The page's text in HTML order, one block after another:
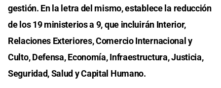
gestión. En la letra del mismo, establece la reducción
de los 19 ministerios a 9, que incluirán Interior,
Relaciones Exteriores, Comercio Internacional y
Culto, Defensa, Economía, Infraestructura, Justicia,
Seguridad, Salud y Capital Humano.